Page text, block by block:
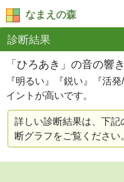
なまえの森
診断結果
「ひろあき」の音の響
『明るい』『鋭い』『活
イントが高いです。
詳しい診断結果は、下記
断グラフをご覧ください